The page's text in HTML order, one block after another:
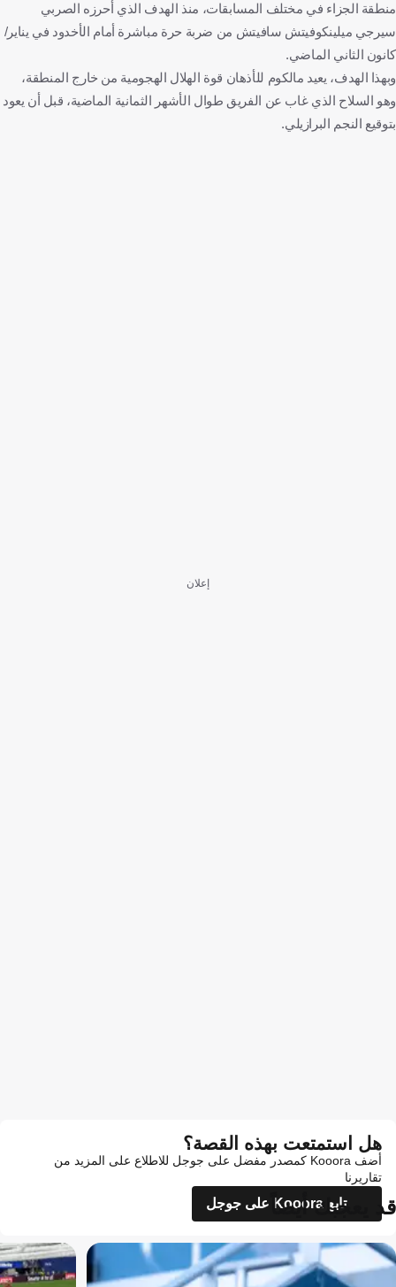
منطقة الجزاء في مختلف المسابقات، منذ الهدف الذي أحرزه الصربي
سيرجي ميلينكوفيتش سافيتش من ضربة حرة مباشرة أمام الأخدود في يناير/
كانون الثاني الماضي.
وبهذا الهدف، يعيد مالكوم للأذهان قوة الهلال الهجومية من خارج المنطقة،
وهو السلاح الذي غاب عن الفريق طوال الأشهر الثمانية الماضية، قبل أن يعود
بتوقيع النجم البرازيلي.
إعلان
هل استمتعت بهذه القصة؟
أضف Kooora كمصدر مفضل على جوجل للاطلاع على المزيد من
تقاريرنا
تابع Kooora على جوجل
قد يعجبك أيضاً